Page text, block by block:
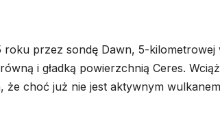
roku przez sondę Dawn, 5-
i gładką powierzchnią Ceres.
że choć już nie jest aktywnym